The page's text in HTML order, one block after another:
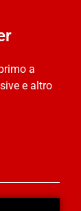
a
e altro